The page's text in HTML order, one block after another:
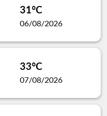
31°C
06/08/2026
33°C
07/08/2026